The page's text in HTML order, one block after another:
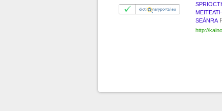
SEÁNRA
http://